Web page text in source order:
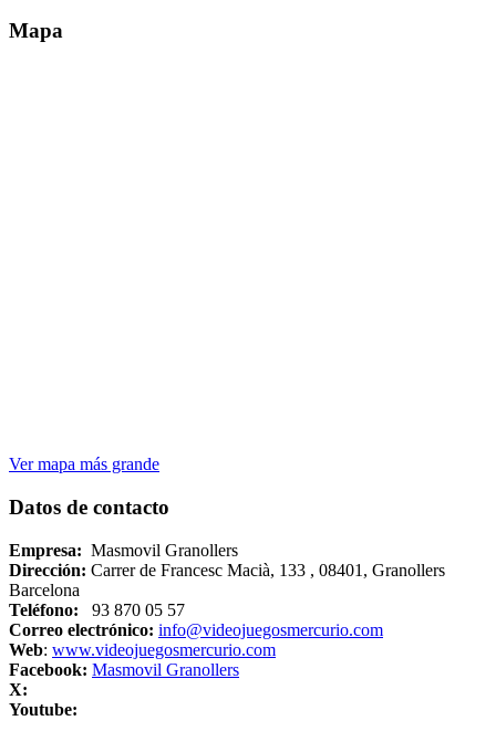
Mapa
Ver mapa más grande
Datos de contacto
Empresa: Masmovil Granollers
Dirección: Carrer de Francesc Macià, 133 , 08401, Granollers
Barcelona
Teléfono:
93 870 05 57
Correo electrónico: info@videojuegosmercurio.com
Web: www.videojuegosmercurio.com
Facebook: Masmovil Granollers
X:
Youtube: